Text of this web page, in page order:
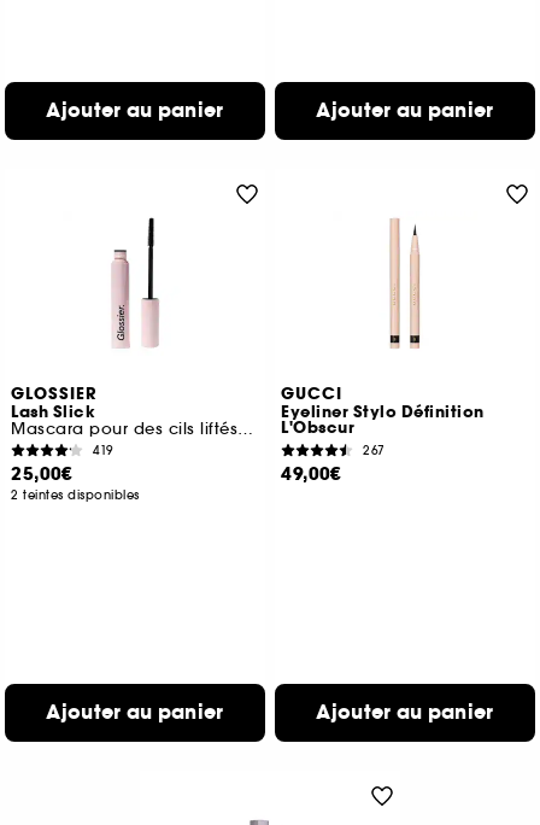
Ajouter au panier Ajouter au panier
GLOSSIER
Lash Slick
Mascara pour des cils liftés et allongés
419
25,00€
2 teintes disponibles
Ajouter au panier
GUCCI
Eyeliner Stylo Définition
L'Obscur
267
49,00€
Ajouter au panier